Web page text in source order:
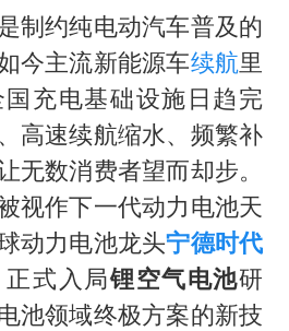
广岛核爆81周年央视播《奥本海默》
台风灿鸿未来对中国无影响
河南某医院2.33亿工程串标案细节披露
立秋的仪式感
朱雨玲晋级WTT横滨冠军赛女单八强
“中国蔬菜之乡”最高温达41.8℃
东方之约 相约未来
制约纯电动汽车普及的
今主流新能源车续航里
充电基础设施日趋完
高速续航缩水、频繁补
无数消费者望而却步。
视作下一代动力电池天
动力电池龙头宁德时代
正式入局锂空气电池研
池领域终极方案的新技